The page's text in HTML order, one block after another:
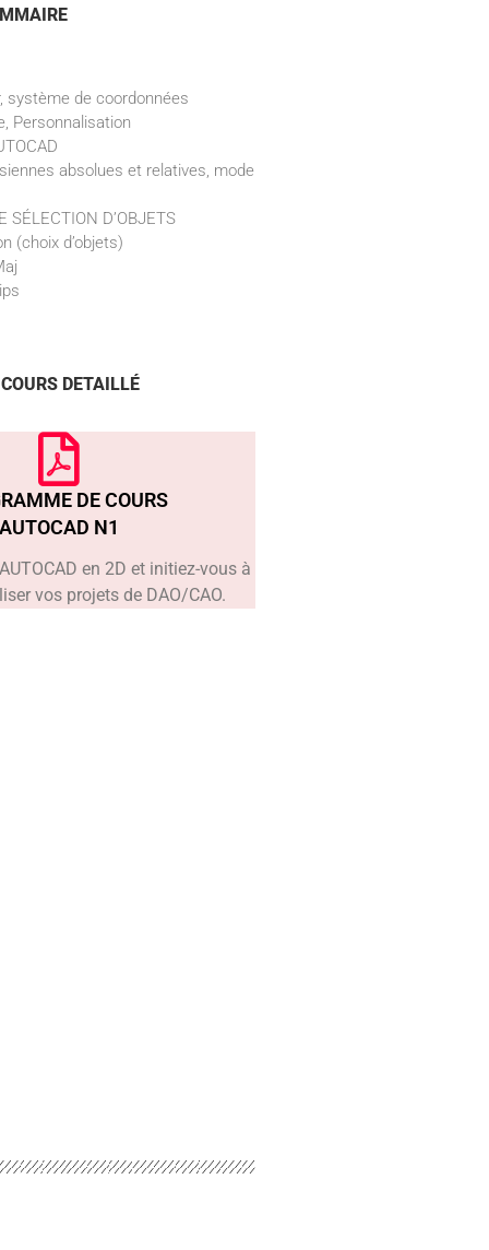
système de coordonnées
Personnalisation
absolues et relatives, mode
SÉLECTION D’OBJETS
(choix d’objets)
DETAILLÉ
DE COURS
AUTOCAD N1
en 2D et initiez-vous à
vos projets de DAO/CAO.